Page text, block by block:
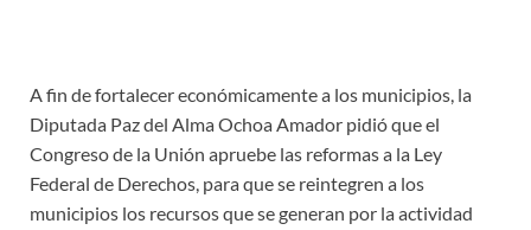
A fin de fortalecer económicamente a los municipios, la
Diputada Paz del Alma Ochoa Amador pidió que el
Congreso de la Unión apruebe las reformas a la Ley
Federal de Derechos, para que se reintegren a los
municipios los recursos que se generan por la actividad